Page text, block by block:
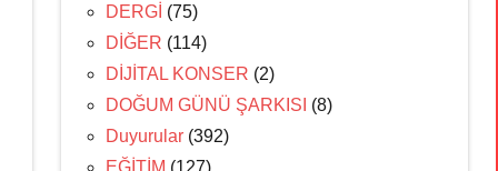
DERGİ (75)
DİĞER (114)
DİJİTAL KONSER (2)
DOĞUM GÜNÜ ŞARKISI (8)
Duyurular (392)
EĞİTİM (127)